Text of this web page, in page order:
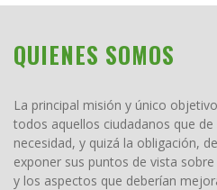
QUIENES SOMOS
La principal misión y único
todos aquellos ciudadanos que
necesidad, y quizá la obligación,
exponer sus puntos de vista
y los aspectos que deberían